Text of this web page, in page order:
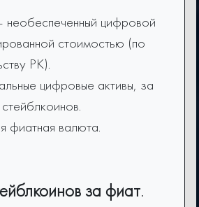
необеспеченный цифровой
стоимостью (по
РК).
цифровые активы, за
валюта.
за фиат.